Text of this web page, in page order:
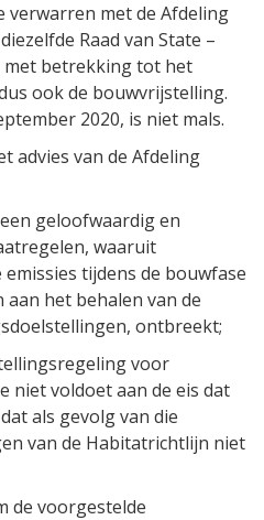
verwarren met de Afdeling
Raad van State –
met betrekking tot het
ook de bouwvrijstelling.
2020, is niet mals.
advies van de Afdeling
geloofwaardig en
waaruit
tijdens de bouwfase
het behalen van de
ontbreekt;
voor
niet voldoet aan de eis dat
als gevolg van die
van de Habitatrichtlijn niet
de voorgestelde